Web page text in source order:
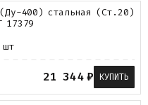
шт
(Ду-400) стальная (Ст.20)
17379
21 344₽ КУПИТЬ